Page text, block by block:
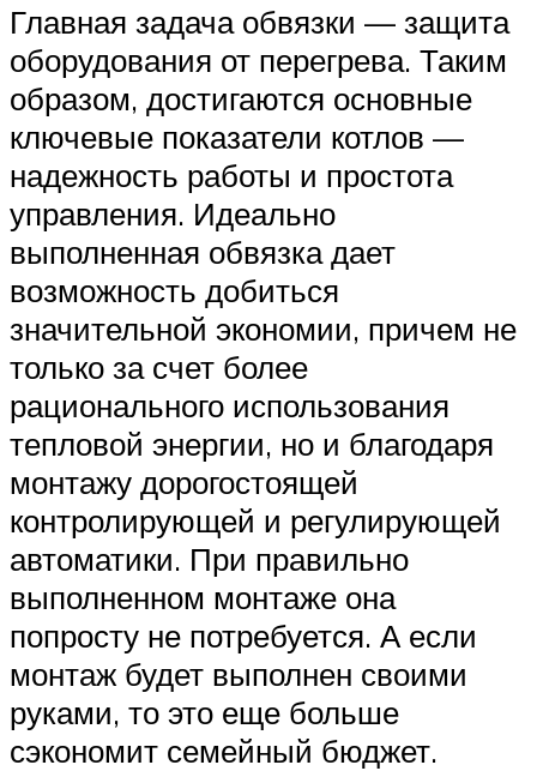
Главная задача обвязки — защита
оборудования от перегрева. Таким
образом, достигаются основные
ключевые показатели котлов —
надежность работы и простота
управления. Идеально
выполненная обвязка дает
возможность добиться
значительной экономии, причем не
только за счет более
рационального использования
тепловой энергии, но и благодаря
монтажу дорогостоящей
контролирующей и регулирующей
автоматики. При правильно
выполненном монтаже она
попросту не потребуется. А если
монтаж будет выполнен своими
руками, то это еще больше
сэкономит семейный бюджет.